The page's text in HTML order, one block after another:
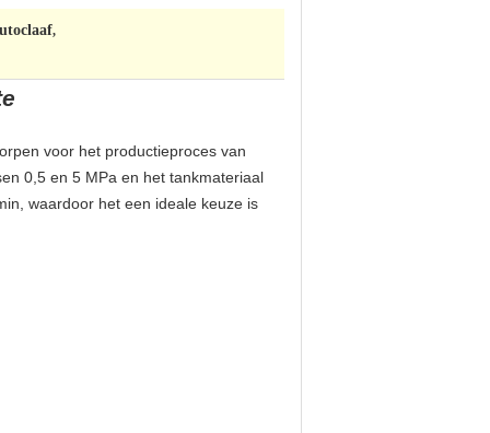
,
voor het productieproces van
0,5 en 5 MPa en het tankmateriaal
waardoor het een ideale keuze is